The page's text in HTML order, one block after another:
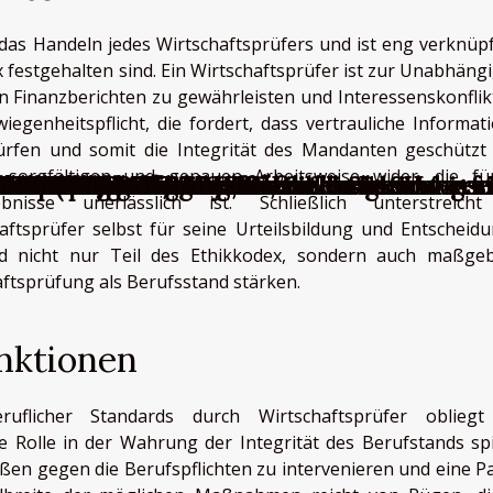
Handeln jedes Wirtschaftsprüfers und ist eng
festgehalten sind. Ein Wirtschaftsprüfer ist zur
zu gewährleisten und
die fordert, dass vertrauliche
und somit die Integrität des Mandanten geschützt
und genauen Arbeitsweise wider, die
unerlässlich ist. Schließlich
selbst für seine Urteilsbildung und
nicht nur Teil des Ethikkodex, sondern auch
als Berufsstand stärken.
Standards durch Wirtschaftsprüfer
Rolle in der Wahrung der Integrität des Berufstands
gegen die Berufspflichten zu intervenieren und eine
einer SASU
SARL: Definition, Sozialversicherung
Welche Maßnahmen sind
SAS Besonderheiten, die zu beachten
unterliegen?die Sie über die SASU
für Unternehmer
und Formalitäten
einer SASU?
Echtzeit-Systems steht bevor
Ihrer Besteuerung
SA
wichtige Fragen
für die Veröffentlichung einer
(AG)?abgeschlossen werden?
SASU
SAS und der SA
Wichtige Informationen